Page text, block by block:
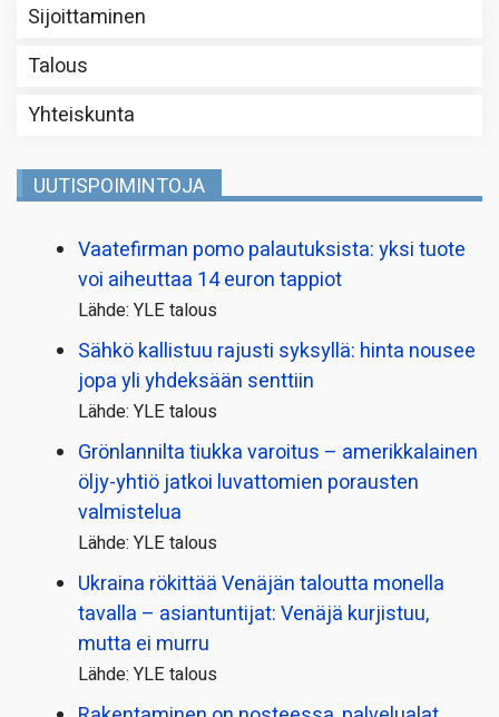
Sijoittaminen
Talous
Yhteiskunta
UUTISPOIMINTOJA
Vaatefirman pomo palautuksista: yksi tuote
voi aiheuttaa 14 euron tappiot
Lähde: YLE talous
Sähkö kallistuu rajusti syksyllä: hinta nousee
jopa yli yhdeksään senttiin
Lähde: YLE talous
Grönlannilta tiukka varoitus – amerikkalainen
öljy-yhtiö jatkoi luvattomien porausten
valmistelua
Lähde: YLE talous
Ukraina rökittää Venäjän taloutta monella
tavalla – asiantuntijat: Venäjä kurjistuu,
mutta ei murru
Lähde: YLE talous